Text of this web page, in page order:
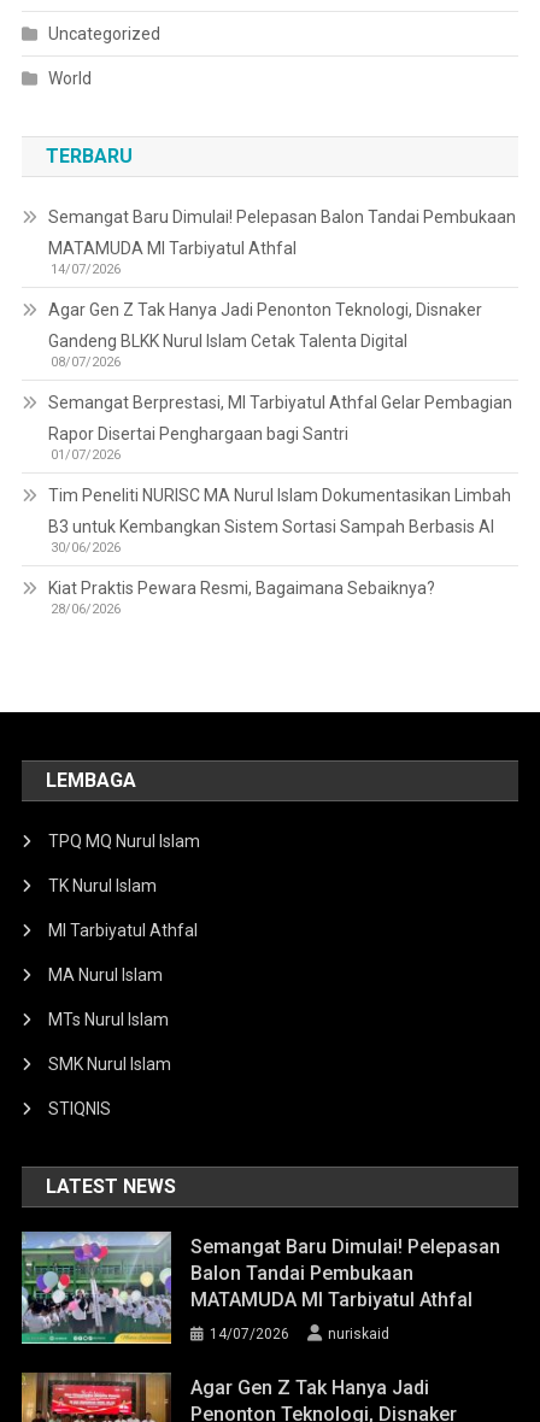
Uncategorized
World
TERBARU
Semangat Baru Dimulai! Pelepasan Balon Tandai Pembukaan
MATAMUDA MI Tarbiyatul Athfal
14/07/2026
Agar Gen Z Tak Hanya Jadi Penonton Teknologi, Disnaker
Gandeng BLKK Nurul Islam Cetak Talenta Digital
08/07/2026
Semangat Berprestasi, MI Tarbiyatul Athfal Gelar Pembagian
Rapor Disertai Penghargaan bagi Santri
01/07/2026
Tim Peneliti NURISC MA Nurul Islam Dokumentasikan Limbah
B3 untuk Kembangkan Sistem Sortasi Sampah Berbasis AI
30/06/2026
Kiat Praktis Pewara Resmi, Bagaimana Sebaiknya?
28/06/2026
LEMBAGA
TPQ MQ Nurul Islam
TK Nurul Islam
MI Tarbiyatul Athfal
MA Nurul Islam
MTs Nurul Islam
SMK Nurul Islam
STIQNIS
LATEST NEWS
Semangat Baru Dimulai! Pelepasan
Balon Tandai Pembukaan
MATAMUDA MI Tarbiyatul Athfal
14/07/2026 nuriskaid
Agar Gen Z Tak Hanya Jadi
Penonton Teknologi, Disnaker